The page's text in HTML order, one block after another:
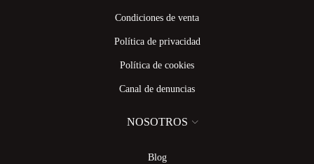
Condiciones de venta
Política de privacidad
Política de cookies
Canal de denuncias
NOSOTROS
Blog